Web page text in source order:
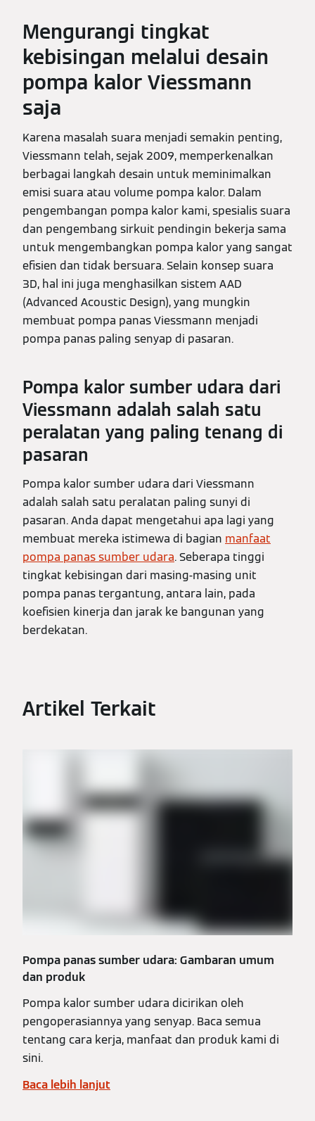
Mengurangi tingkat
kebisingan melalui desain
pompa kalor Viessmann
saja
Karena masalah suara menjadi semakin penting,
Viessmann telah, sejak 2009, memperkenalkan
berbagai langkah desain untuk meminimalkan
emisi suara atau volume pompa kalor. Dalam
pengembangan pompa kalor kami, spesialis suara
dan pengembang sirkuit pendingin bekerja sama
untuk mengembangkan pompa kalor yang sangat
efisien dan tidak bersuara. Selain konsep suara
3D, hal ini juga menghasilkan sistem AAD
(Advanced Acoustic Design), yang mungkin
membuat pompa panas Viessmann menjadi
pompa panas paling senyap di pasaran.
Pompa kalor sumber udara dari
Viessmann adalah salah satu
peralatan yang paling tenang di
pasaran
Pompa kalor sumber udara dari Viessmann
adalah salah satu peralatan paling sunyi di
pasaran. Anda dapat mengetahui apa lagi yang
membuat mereka istimewa di bagian manfaat
pompa panas sumber udara. Seberapa tinggi
tingkat kebisingan dari masing-masing unit
pompa panas tergantung, antara lain, pada
koefisien kinerja dan jarak ke bangunan yang
berdekatan.
Artikel Terkait
Pompa panas sumber udara: Gambaran umum
dan produk
Pompa kalor sumber udara dicirikan oleh
pengoperasiannya yang senyap. Baca semua
tentang cara kerja, manfaat dan produk kami di
sini.
Baca lebih lanjut